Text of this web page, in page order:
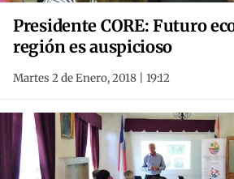
Presidente CORE: Futuro
región es auspicioso
Martes 2 de Enero, 2018 | 19:12